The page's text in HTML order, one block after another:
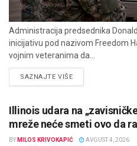
Administracija predsednika
inicijativu pod nazivom Freedom
vojnim veteranima da...
SAZNAJTE VIŠEDETAILS
Illinois udara na
mreže neće smeti ovo da
BY MILOS KRIVOKAPIĆ AVGUST 4, 2026